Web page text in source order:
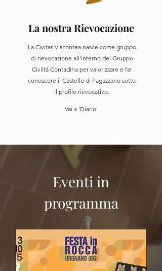
La nostra Rievocazione
La Civitas Viscontea nasce come gruppo
di rievocazione all’interno del Gruppo
Civiltà Contadina per valorizzare e far
conoscere il Castello di Pagazzano sotto
il profilo rievocativo.
Vai a 'Diario'
Eventi in
programma